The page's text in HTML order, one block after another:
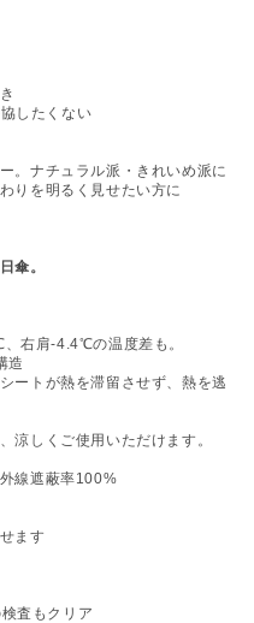
したくない
。ナチュラル派・きれいめ派に
りを明るく見せたい方に
傘。
右肩-4.4℃の温度差も。
造
ートが熱を滞留させず、熱を逃
涼しくご使用いただけます。
線遮蔽率100%
ます
査もクリア